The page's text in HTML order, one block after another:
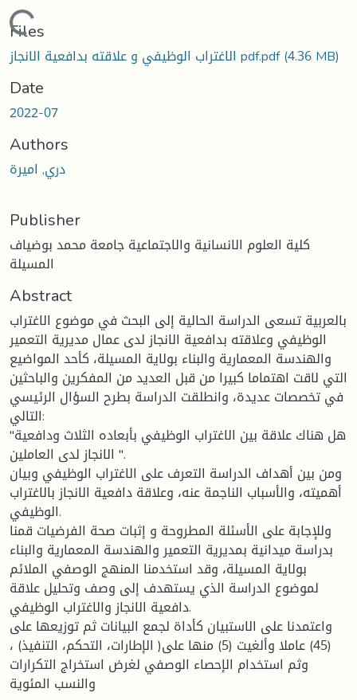
Loading...
Files
الاغتراب الوظيفي و علاقته بدافعية الانجاز pdf.pdf(4.36 MB)
Date
2022-07
Authors
دري, اميرة
Publisher
كلية العلوم الانسانية والاجتماعية جامعة محمد بوضياف
المسيلة
Abstract
بالعربية تسعى الدراسة الحالية إلى البحث في موضوع الاغتراب
الوظيفي وعلاقته بدافعية الانجاز لدى عمال مديرية التعمير
والهندسة المعمارية والبناء بولاية المسيلة، كأحد المواضيع
التي لاقت اهتماما كبيرا من قبل العديد من المفكرين والباحثين
في تخصصات عديدة، وانطلقت الدراسة بطرح السؤال الرئيسي
التالي:
"هل هناك علاقة بين الاغتراب الوظيفي بأبعاده الثلاث ودافعية
الانجاز لدى العاملين ".
ومن بين أهداف الدراسة التعرف على الاغتراب الوظيفي وبيان
أهميته، والأسباب الناجمة عنه، وعلاقة دافعية الانجاز بالاغتراب
الوظيفي.
وللإجابة على الأسئلة المطروحة و إثبات صحة الفرضيات قمنا
بدراسة ميدانية بمديرية التعمير والهندسة المعمارية والبناء
بولاية المسيلة، وقد استخدمنا المنهج الوصفي الملائم
لموضوع الدراسة الذي يستهدف إلى وصف وتحليل علاقة
دافعية الانجاز والاغتراب الوظيفي.
واعتمدنا على الاستبيان كأداة لجمع البيانات ثم توزيعها على
(45) عاملا وألغيت (5) منها على( الإطارات، التحكم، التنفيذ) ،
وثم استخدام الإحصاء الوصفي لغرض استخراج التكرارات
والنسب المئوية